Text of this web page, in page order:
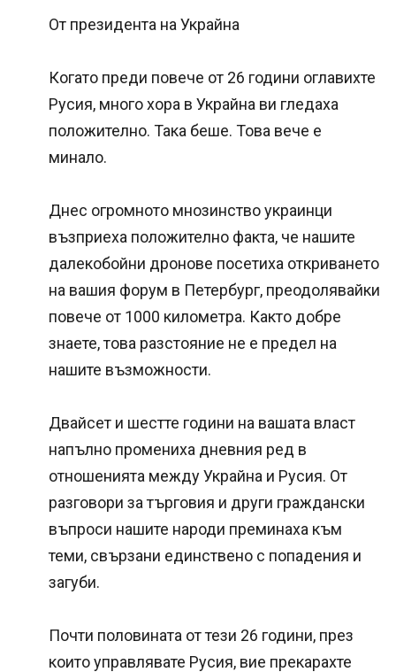
От президента на Украйна
Когато преди повече от 26 години оглавихте
Русия, много хора в Украйна ви гледаха
положително. Така беше. Това вече е
минало.
Днес огромното мнозинство украинци
възприеха положително факта, че нашите
далекобойни дронове посетиха откриването
на вашия форум в Петербург, преодолявайки
повече от 1000 километра. Както добре
знаете, това разстояние не е предел на
нашите възможности.
Двайсет и шестте години на вашата власт
напълно промениха дневния ред в
отношенията между Украйна и Русия. От
разговори за търговия и други граждански
въпроси нашите народи преминаха към
теми, свързани единствено с попадения и
загуби.
Почти половината от тези 26 години, през
които управлявате Русия, вие прекарахте